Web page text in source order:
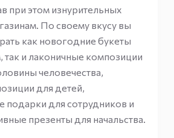
при этом изнурительных
По своему вкусу вы
как новогодние букеты
и лаконичные композиции
человечества,
для детей,
подарки для сотрудников и
презенты для начальства.